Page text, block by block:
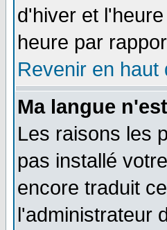
d'hiver et
heure par
Revenir en haut
Ma langue
Les raisons les
pas installé
encore traduit
l'administrateur